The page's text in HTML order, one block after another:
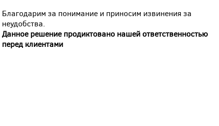
Благодарим за понимание и приносим извинения за
неудобства.
Данное решение продиктовано нашей ответственностью
перед клиентами